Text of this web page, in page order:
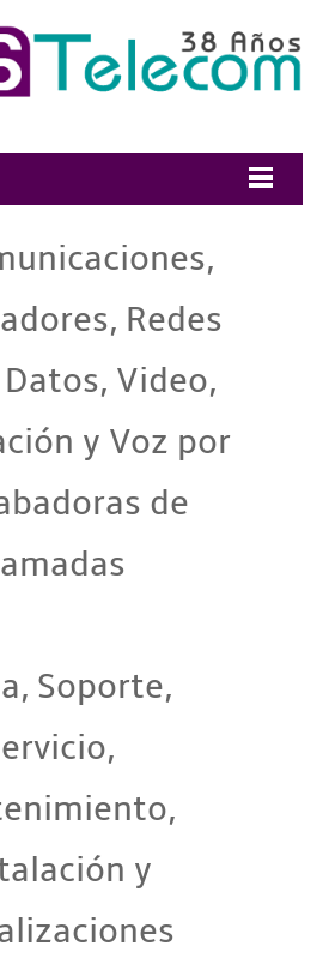
Redes
Video,
y Voz por
de
Soporte,
y